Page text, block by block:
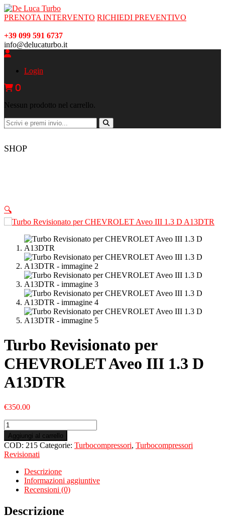
PRENOTA INTERVENTO RICHIEDI PREVENTIVO
+39 099 591 6737
info@delucaturbo.it
Login
0
Nessun prodotto nel carrello.
SHOP
🔍
Turbo Revisionato per
CHEVROLET Aveo III 1.3 D
A13DTR
€350.00
Turbo
Revisionato
per
CHEVROLET
Aveo
A13DTR
quantità
Aggiungi al carrello
COD: 215 Categorie: Turbocompressori, Turbocompressori
Revisionati
Descrizione
Informazioni aggiuntive
Recensioni (0)
Descrizione